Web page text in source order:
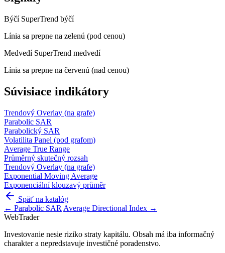
Býčí SuperTrend býčí
Línia sa prepne na zelenú (pod cenou)
Medvedí SuperTrend medvedí
Línia sa prepne na červenú (nad cenou)
Súvisiace indikátory
Trendový Overlay (na grafe)
Parabolic SAR
Parabolický SAR
Volatilita Panel (pod grafom)
Average True Range
Průměrný skutečný rozsah
Trendový Overlay (na grafe)
Exponential Moving Average
Exponenciální klouzavý průměr
Späť na katalóg
← Parabolic SAR Average Directional Index →
WebTrader
Investovanie nesie riziko straty kapitálu. Obsah má iba informačný
charakter a nepredstavuje investičné poradenstvo.